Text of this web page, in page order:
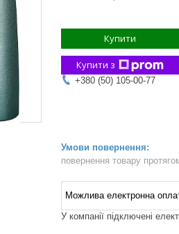
Купити
Купити з
+380 (50) 105-00-77
повернення товару
У компанії підключені